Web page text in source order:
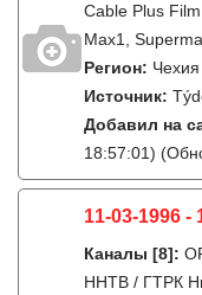
Cable Plus
Max1,
Регион: Чехия
Источник:
Добавил на
18:57:01)
11-03-1996 -
Каналы [8]:
ННТВ / ГТРК